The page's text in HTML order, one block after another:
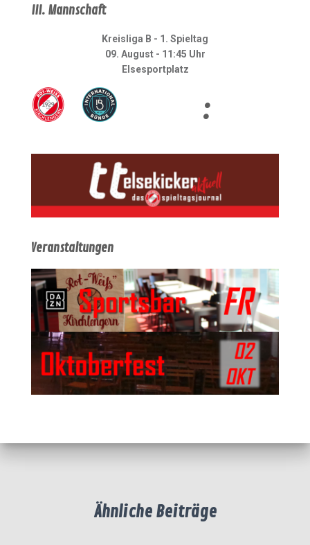
III. Mannschaft
Kreisliga B - 1. Spieltag
09. August - 11:45 Uhr
Elsesportplatz
:
Veranstaltungen
Ähnliche Beiträge